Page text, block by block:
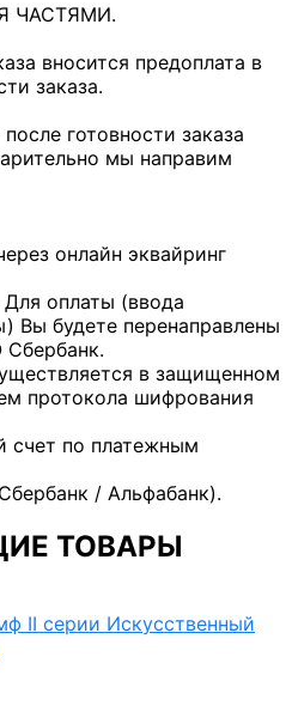
ЧАСТЯМИ.
вносится предоплата в
заказа.
готовности заказа
мы направим
онлайн эквайринг
Для оплаты (ввода
Вы будете перенаправлены
в защищенном
протокола шифрования
счет по платежным
/ Альфабанк).
ТОВАРЫ
II серии Искусственный